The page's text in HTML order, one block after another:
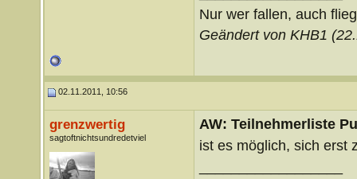
Nur wer fallen, auch
Geändert von KHB1
02.11.2011, 10:56
grenzwertig
sagtoftnichtsundredetviel
AW: Teilnehmerliste
ist es möglich, sich erst